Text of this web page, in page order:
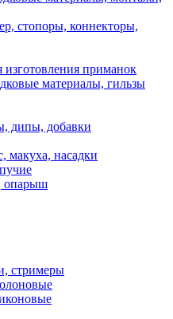
стопоры, коннекторы,
приманок
материалы, гильзы
дипы, добавки
макуха, насадки
опарыш
стримеры